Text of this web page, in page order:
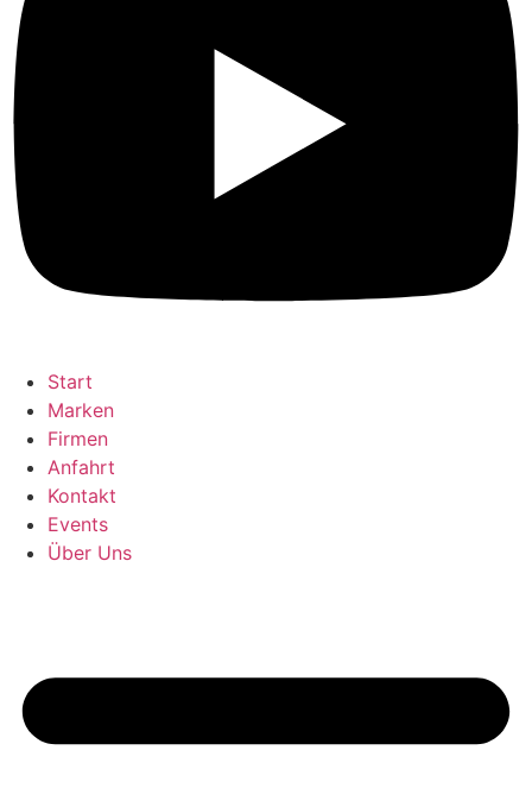
Start
Marken
Firmen
Anfahrt
Kontakt
Events
Über Uns